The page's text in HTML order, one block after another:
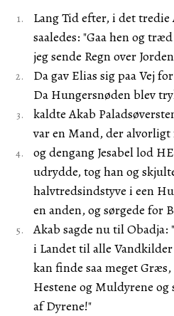
Lang Tid efter, i det
saaledes: "Gaa hen og
jeg sende Regn over
Da gav Elias sig paa Vej
Da Hungersnøden blev
kaldte Akab
var en Mand, der
og dengang Jesabel lod
udrydde, tog han og
halvtredsindstyve i een
en anden, og sørgede for
Akab sagde nu til
i Landet til alle
kan finde saa meget
Hestene og Muldyrene
af Dyrene!"